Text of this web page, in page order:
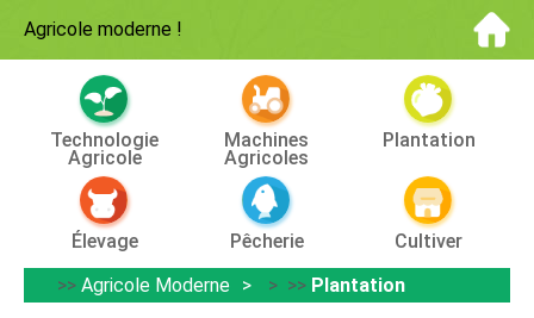
Agricole moderne !
Technologie
Agricole
Machines
Agricoles
Plantation
Élevage Pêcherie
Cultiver
>> Agricole Moderne > >> Plantation